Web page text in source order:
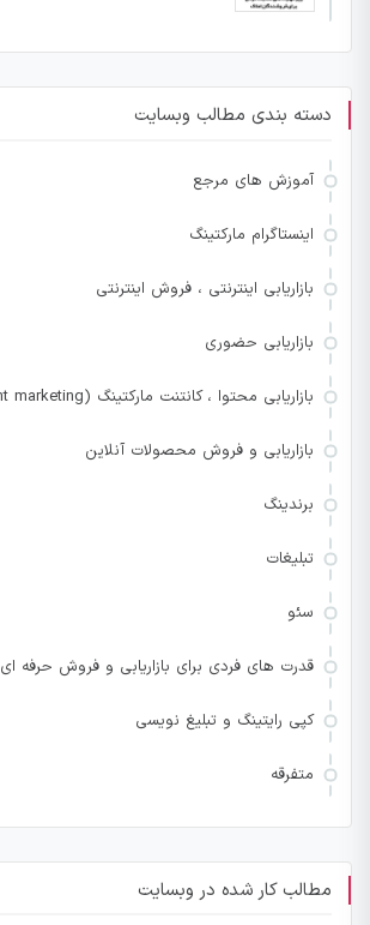
دسته بندی مطالب وبسایت
آموزش های مرجع
اینستاگرام مارکتینگ
بازاریابی اینترنتی ، فروش اینترنتی
بازاریابی حضوری
بازاریابی محتوا ، کانتنت مارکتینگ (content marketing)
بازاریابی و فروش محصولات آنلاین
برندینگ
تبلیغات
سئو
قدرت های فردی برای بازاریابی و فروش حرفه ای
کپی رایتینگ و تبلیغ نویسی
متفرقه
مطالب کار شده در وبسایت